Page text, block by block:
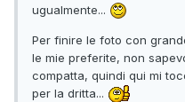
ugualmente...
Per finire le foto con
le mie preferite, non
compatta, quindi qui mi
per la dritta...